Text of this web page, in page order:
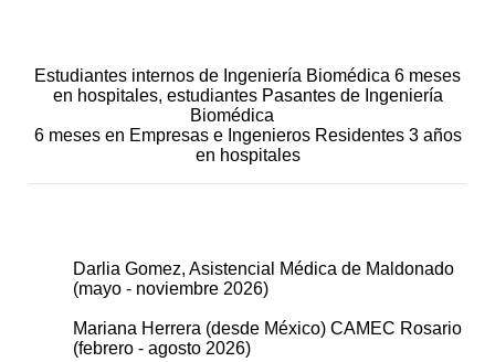
Estudiantes internos de Ingeniería Biomédica 6 meses
en hospitales, estudiantes Pasantes de Ingeniería
Biomédica
6 meses en Empresas e Ingenieros Residentes 3 años
en hospitales
Darlia Gomez, Asistencial Médica de Maldonado
(mayo - noviembre 2026)
Mariana Herrera (desde México) CAMEC Rosario
(febrero - agosto 2026)